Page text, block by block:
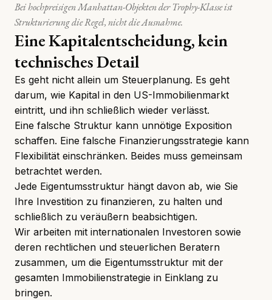
Beihochpreisigen Manhattan-Objektender Trophy-Klasse ist
Strukturierung die Regel, nicht die Ausnahme.
Eine Kapitalentscheidung, kein
technisches Detail
Es geht nicht allein um Steuerplanung. Es geht
darum, wie Kapital in den US-Immobilienmarkt
eintritt, und ihn schließlich wieder verlässt.
Eine falsche Struktur kann unnötige Exposition
schaffen. Eine falsche Finanzierungsstrategie kann
Flexibilität einschränken. Beides muss gemeinsam
betrachtet werden.
Jede Eigentumsstruktur hängt davon ab, wie Sie
Ihre Investition zu finanzieren, zu halten und
schließlich zu veräußern beabsichtigen.
Wir arbeiten mit internationalen Investoren sowie
deren rechtlichen und steuerlichen Beratern
zusammen, um die Eigentumsstruktur mit der
gesamten Immobilienstrategie in Einklang zu
bringen.